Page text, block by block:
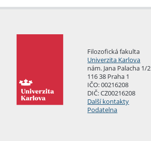
Filozofická fakulta
Univerzita Karlova
nám. Jana Palacha 1/2
116 38 Praha 1
IČO: 00216208
DIČ: CZ00216208
Další kontakty
Podatelna